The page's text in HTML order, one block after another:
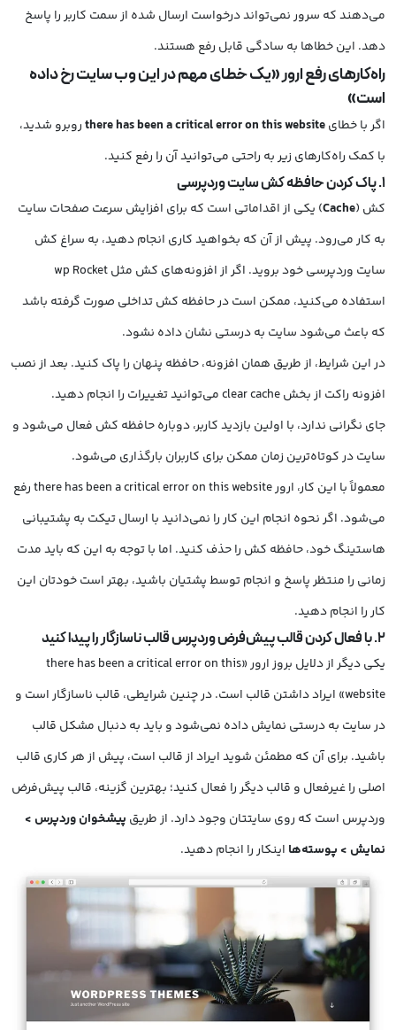
می‌دهند که سرور نمی‌تواند درخواست ارسال شده از سمت کاربر را پاسخ
دهد. این خطاها به سادگی قابل رفع هستند.
راه‌کارهای رفع ارور «یک خطای مهم در این وب سایت رخ داده
است»
اگر با خطایthere has been a critical error on this websiteروبرو شدید،
با کمک راه‌کارهای زیر به راحتی می‌توانید آن را رفع کنید.
1. پاک کردن حافظه کش سایت وردپرسی
کش (Cache) یکی از اقداماتی است که برای افزایش سرعت صفحات سایت
به کار می‌رود. پیش از آن که بخواهید کاری انجام دهید، به سراغ کش
سایت وردپرسی خود بروید. اگر از افزونه‌های کش مثل wp Rocket
استفاده می‌کنید، ممکن است در حافظه کش تداخلی صورت گرفته باشد
که باعث می‌شود سایت به درستی نشان داده نشود.
در این شرایط، از طریق همان افزونه، حافظه پنهان را پاک کنید. بعد از نصب
افزونه راکت از بخش clear cache می‌توانید تغییرات را انجام دهید.
جای نگرانی ندارد، با اولین بازدید کاربر، دوباره حافظه کش فعال می‌شود و
سایت در کوتاه‌ترین زمان ممکن برای کاربران بارگذاری می‌شود.
معمولاً با این کار، ارور there has been a critical error on this website رفع
می‌شود. اگر نحوه انجام این کار را نمی‌دانید با ارسال تیکت به پشتیبانی
هاستینگ خود، حافظه کش را حذف کنید. اما با توجه به این که باید مدت
زمانی را منتظر پاسخ و انجام توسط پشتیان باشید، بهتر است خودتان این
کار را انجام دهید.
2. با فعال کردن قالب پیش‌فرض وردپرس قالب ناسازگار را پیدا کنید
یکی دیگر از دلایل بروز ارور «there has been a critical error on this
website» ایراد داشتن قالب است. در چنین شرایطی، قالب ناسازگار است و
در سایت به درستی نمایش داده نمی‌شود و باید به دنبال مشکل قالب
باشید. برای آن که مطمئن شوید ایراد از قالب است، پیش از هر کاری قالب
اصلی را غیرفعال و قالب دیگر را فعال کنید؛ بهترین گزینه، قالب پیش‌فرض
وردپرس است که روی سایتتان وجود دارد. از طریق پیشخوان وردپرس >
نمایش > پوسته‌ها اینکار را انجام دهید.